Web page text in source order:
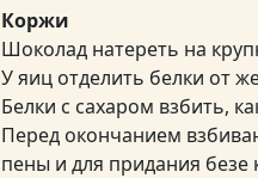
Коржи
Шоколад натереть на
У яиц отделить белки от
Белки с сахаром взбить,
Перед окончанием
пены и для придания безе